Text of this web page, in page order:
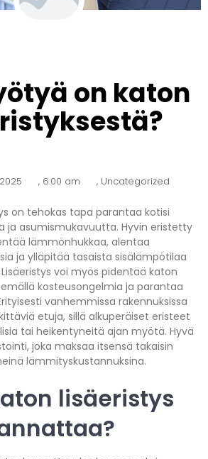
on katon
, 6:00 am , Uncategorized
on tehokas tapa parantaa kotisi
ja asumismukavuutta. Hyvin eristetty
lämmönhukkaa, alentaa
ja ylläpitää tasaista sisälämpötilaa
voi myös pidentää katon
kosteusongelmia ja parantaa
vanhemmissa rakennuksissa
etuja, sillä alkuperäiset eristeet
tai heikentyneitä ajan myötä. Hyvä
joka maksaa itsensä takaisin
lämmityskustannuksina.
lisäeristys